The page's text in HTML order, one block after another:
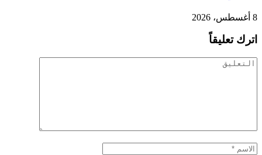
8 أغسطس، 2026
اترك تعليقاً